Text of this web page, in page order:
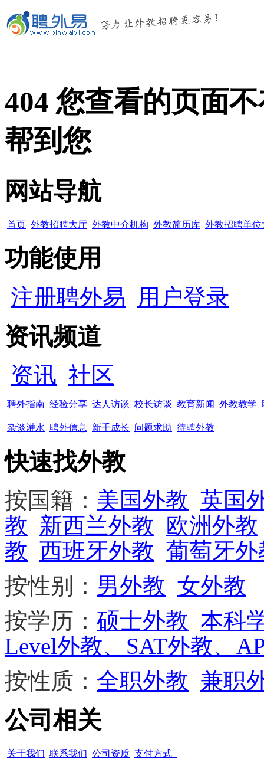
404 您查看的页面
帮到您
网站导航
首页 外教招聘大厅 外教中介机构 外教简历库 外教招聘单位
功能使用
注册聘外易 用户登录
资讯频道
资讯 社区
聘外指南 经验分享 达人访谈 校长访谈 教育新闻 外教教学
杂谈灌水 聘外信息 新手成长 问题求助 待聘外教
快速找外教
按国籍： 美国外教 英国
教 新西兰外教 欧洲外教
教 西班牙外教 葡萄牙外
按性别： 男外教 女外教
按学历： 硕士外教 本科
Level外教、SAT外教、
按性质： 全职外教 兼职
公司相关
关于我们 联系我们 公司资质 支付方式